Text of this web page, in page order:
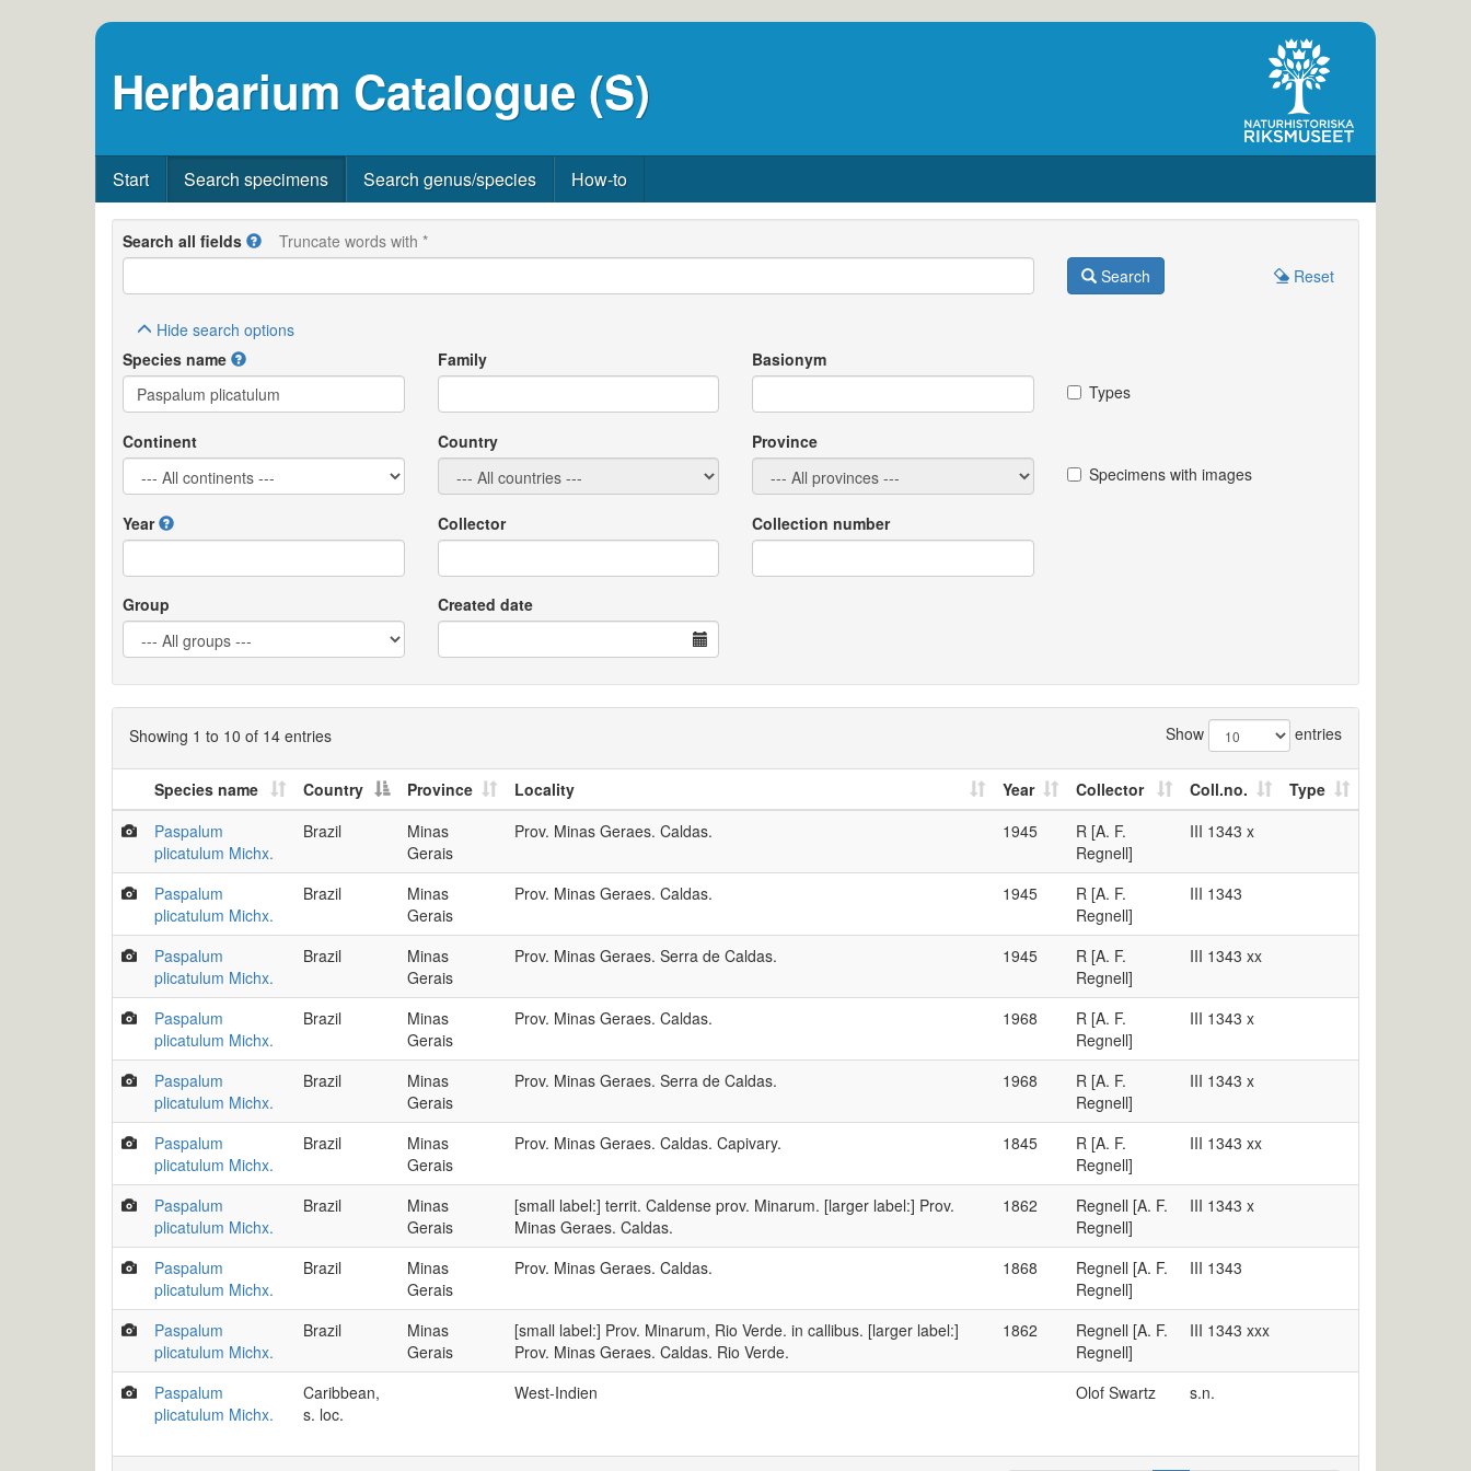
Herbarium Catalogue (S)
Start Search specimens Search genus/species How-to
Search all fields
Truncate words with *
Search
Reset
Hide search options
Species name
Family
Basionym
Types
Continent Country
Province
Specimens with images
Year Collector Collection number
Group Created date
Showing 1 to 10 of 14 entries Show entries
Species name Country Province Locality Year Collector Coll.no.
Type
Paspalum
plicatulum Michx.
Brazil
Minas
Gerais
Prov. Minas Geraes. Caldas. 1945
R [A. F.
Regnell]
III 1343 x
Paspalum
plicatulum Michx.
Brazil
Minas
Gerais
Prov. Minas Geraes. Caldas. 1945
R [A. F.
Regnell]
III 1343
Paspalum
plicatulum Michx.
Brazil
Minas
Gerais
Prov. Minas Geraes. Serra de Caldas. 1945
R [A. F.
Regnell]
III 1343 xx
Paspalum
plicatulum Michx.
Brazil
Minas
Gerais
Prov. Minas Geraes. Caldas. 1968
R [A. F.
Regnell]
III 1343 x
Paspalum
plicatulum Michx.
Brazil
Minas
Gerais
Prov. Minas Geraes. Serra de Caldas. 1968
R [A. F.
Regnell]
III 1343 x
Paspalum
plicatulum Michx.
Brazil
Minas
Gerais
Prov. Minas Geraes. Caldas. Capivary. 1845
R [A. F.
Regnell]
III 1343 xx
Paspalum
plicatulum Michx.
Brazil
Minas
Gerais
[small label:] territ. Caldense prov. Minarum. [larger label:] Prov.
Minas Geraes. Caldas.
1862
Regnell [A. F.
Regnell]
III 1343 x
Paspalum
plicatulum Michx.
Brazil
Minas
Gerais
Prov. Minas Geraes. Caldas. 1868
Regnell [A. F.
Regnell]
III 1343
Paspalum
plicatulum Michx.
Brazil
Minas
Gerais
[small label:] Prov. Minarum, Rio Verde. in callibus. [larger label:]
Prov. Minas Geraes. Caldas. Rio Verde.
1862
Regnell [A. F.
Regnell]
III 1343 xxx
Paspalum
plicatulum Michx.
Caribbean,
s. loc.
West-Indien Olof Swartz s.n.